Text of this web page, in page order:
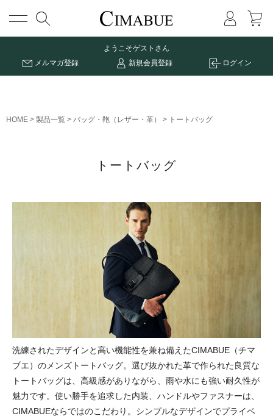
メニュー
ようこそゲストさん
メルマガ登録
新規会員登録 ログイン
HOME 製品一覧 バッグ・鞄（レザー・革） トートバッグ
トートバッグ
洗練されたデザインと高い機能性を兼ね備えたCIMABUE（チマ
ブエ）のメンズトートバッグ。選び抜かれた革で作られた良質な
トートバッグは、高級感がありながら、雨や水にも強い耐久性が
魅力です。使い勝手を追求した内装、ハンドルやファスナーは、
CIMABUEならではのこだわり。シンプルなデザインでプライベ